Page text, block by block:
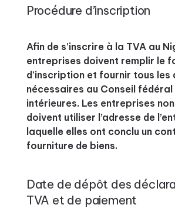
Procédure d’inscription
Afin de s’inscrire à la TVA au
entreprises doivent remplir le
d’inscription et fournir tous les
nécessaires au Conseil
intérieures. Les entreprises
doivent utiliser l’adresse de
laquelle elles ont conclu un
fourniture de biens.
Date de dépôt des
TVA et de paiement